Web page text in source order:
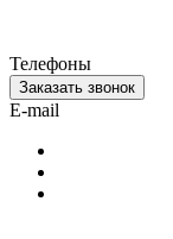
Телефоны
Заказать звонок
E-mail